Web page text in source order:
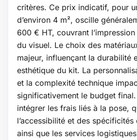
critères. Ce prix indicatif, pour
d’environ 4 m², oscille
600 € HT, couvrant
du visuel. Le choix des
majeur, influençant la durabilité
esthétique du kit. La
et la complexité technique
significativement le budget
intégrer les frais liés à la pose,
l’accessibilité et des spécificités
ainsi que les services